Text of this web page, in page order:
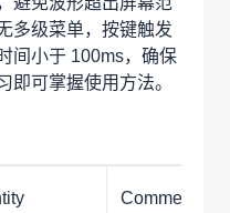
多级菜单，按键触发
间小于 100ms，确保
即可掌握使用方法。
Comment